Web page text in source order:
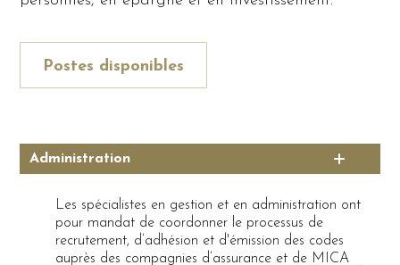
Postes disponibles
Administration
Les spécialistes en gestion et en administration ont
pour mandat de coordonner le processus de
recrutement, d’adhésion et d'émission des codes
auprès des compagnies d’assurance et de MICA